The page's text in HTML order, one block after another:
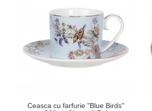
Ceasca cu farfurie "Blue Birds"